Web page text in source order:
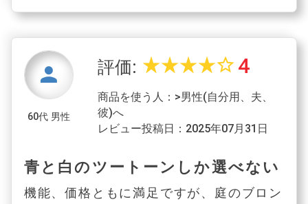
person
60代 男性
評価: star_ratestar_ratestar_ratestar_ratestar_border 4
商品を使う人：>男性(自分用、夫、
彼)へ
レビュー投稿日：2025年07月31日
青と白のツートーンしか選べない
機能、価格ともに満足ですが、庭のブロン